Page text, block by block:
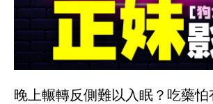
晚上輾轉反側難以入眠？吃藥怕